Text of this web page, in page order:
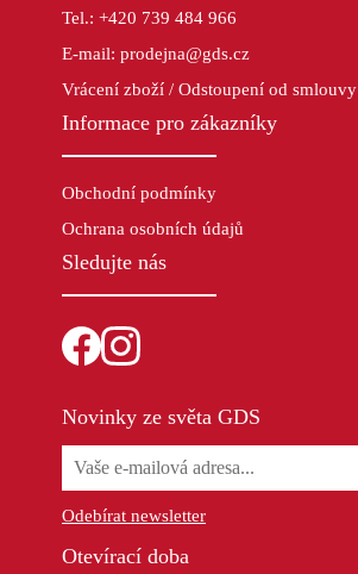
Tel.: +420 739 484 966
E-mail: prodejna@gds.cz
Vrácení zboží / Odstoupení od smlouvy
Informace pro zákazníky
Obchodní podmínky
Ochrana osobních údajů
Sledujte nás
Novinky ze světa GDS
Odebírat newsletter
Otevírací doba